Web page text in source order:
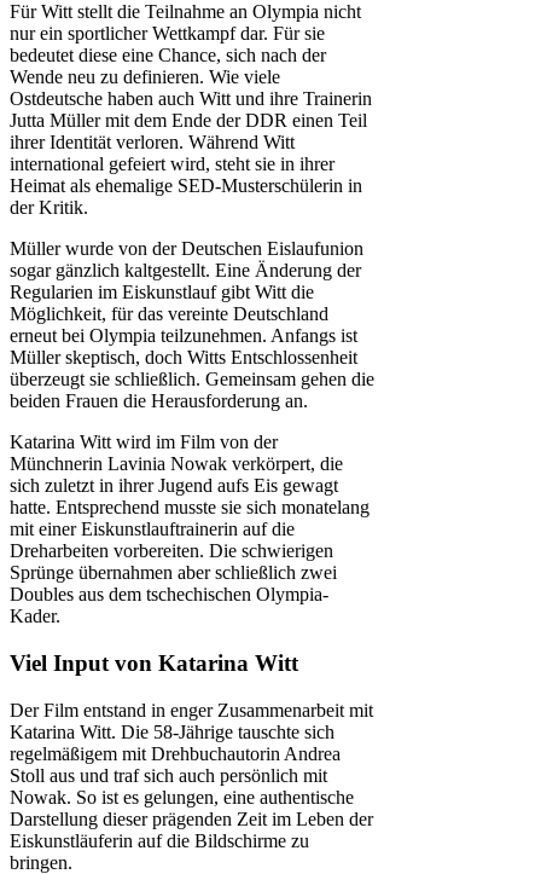
Für Witt stellt die Teilnahme an Olympia nicht
nur ein sportlicher Wettkampf dar. Für sie
bedeutet diese eine Chance, sich nach der
Wende neu zu definieren. Wie viele
Ostdeutsche haben auch Witt und ihre Trainerin
Jutta Müller mit dem Ende der DDR einen Teil
ihrer Identität verloren. Während Witt
international gefeiert wird, steht sie in ihrer
Heimat als ehemalige SED-Musterschülerin in
der Kritik.
Müller wurde von der Deutschen Eislaufunion
sogar gänzlich kaltgestellt. Eine Änderung der
Regularien im Eiskunstlauf gibt Witt die
Möglichkeit, für das vereinte Deutschland
erneut bei Olympia teilzunehmen. Anfangs ist
Müller skeptisch, doch Witts Entschlossenheit
überzeugt sie schließlich. Gemeinsam gehen die
beiden Frauen die Herausforderung an.
Katarina Witt wird im Film von der
Münchnerin Lavinia Nowak verkörpert, die
sich zuletzt in ihrer Jugend aufs Eis gewagt
hatte. Entsprechend musste sie sich monatelang
mit einer Eiskunstlauftrainerin auf die
Dreharbeiten vorbereiten. Die schwierigen
Sprünge übernahmen aber schließlich zwei
Doubles aus dem tschechischen Olympia-
Kader.
Viel Input von Katarina Witt
Der Film entstand in enger Zusammenarbeit mit
Katarina Witt. Die 58-Jährige tauschte sich
regelmäßigem mit Drehbuchautorin Andrea
Stoll aus und traf sich auch persönlich mit
Nowak. So ist es gelungen, eine authentische
Darstellung dieser prägenden Zeit im Leben der
Eiskunstläuferin auf die Bildschirme zu
bringen.